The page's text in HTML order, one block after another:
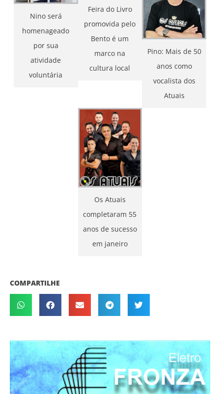
Nino será
homenageado
por sua
atividade
voluntária
Feira do Livro
promovida pelo
Bento é um
marco na
cultura local
Pino: Mais de 50
anos como
vocalista dos
Atuais
Os Atuais
completaram 55
anos de sucesso
em janeiro
COMPARTILHE